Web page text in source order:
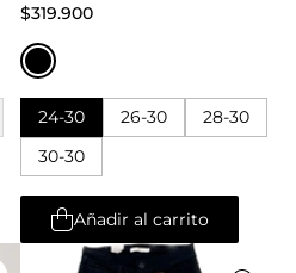
$319.900
24-30 26-30
28-30
30-30
Añadir al carrito